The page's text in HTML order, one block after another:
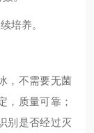
培养。
，不需要无菌
，质量可靠；
别是否经过灭